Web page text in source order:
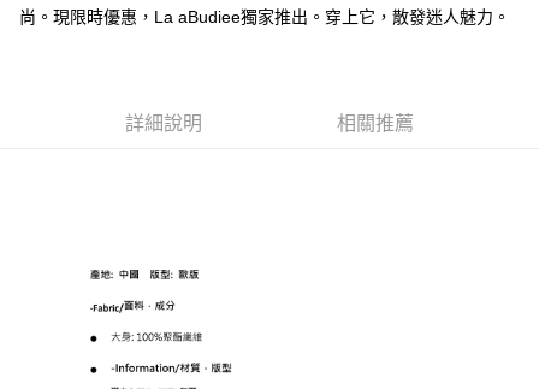
付款後全家純取貨
每筆NT$100，滿NT$1,500(含以上)免運費
尚。現限時優惠，La aBudiee獨家推出。穿上它，散發迷人魅力。
詳細說明 相關推薦